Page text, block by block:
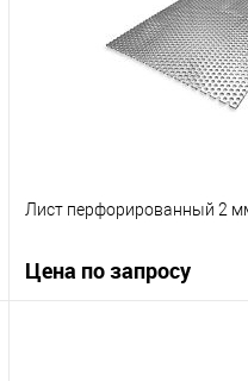
Лист перфорированный 2
Цена по запросу